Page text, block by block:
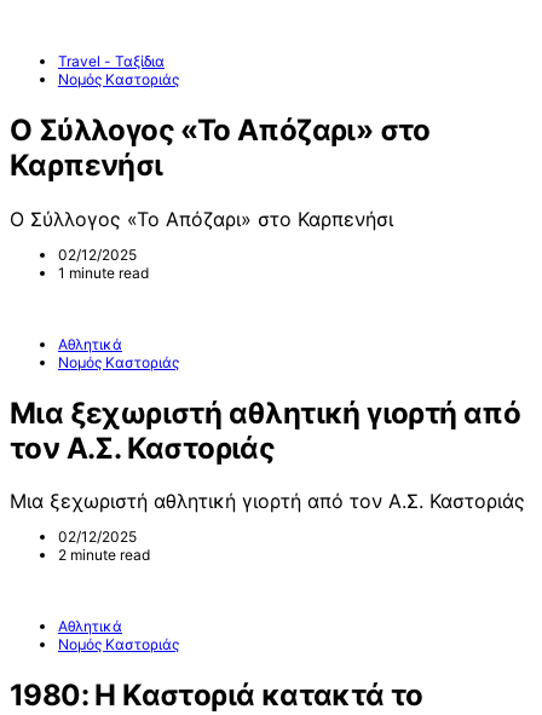
Travel - Ταξίδια
Νομός Καστοριάς
Ο Σύλλογος «Το Απόζαρι» στο
Καρπενήσι
Ο Σύλλογος «Το Απόζαρι» στο Καρπενήσι
02/12/2025
1 minute read
Αθλητικά
Νομός Καστοριάς
Μια ξεχωριστή αθλητική γιορτή από
τον Α.Σ. Καστοριάς
Μια ξεχωριστή αθλητική γιορτή από τον Α.Σ. Καστοριάς
02/12/2025
2 minute read
Αθλητικά
Νομός Καστοριάς
1980: Η Καστοριά κατακτά το